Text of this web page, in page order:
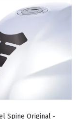
Spine Original -